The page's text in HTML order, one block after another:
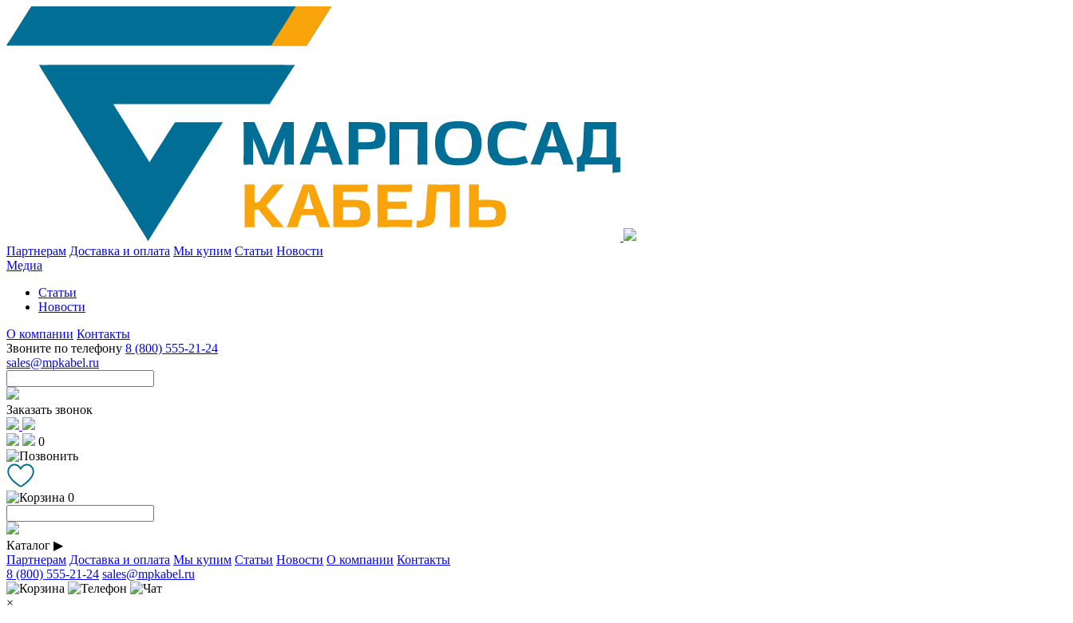
Партнерам Доставка и оплата Мы купим Статьи Новости
Медиа
Статьи
Новости
О компании Контакты
Звоните по телефону 8 (800) 555-21-24
sales@mpkabel.ru
Заказать звонок
0
0
Каталог ▶
Партнерам Доставка и оплата Мы купим Статьи Новости О компании Контакты
8 (800) 555-21-24 sales@mpkabel.ru
×